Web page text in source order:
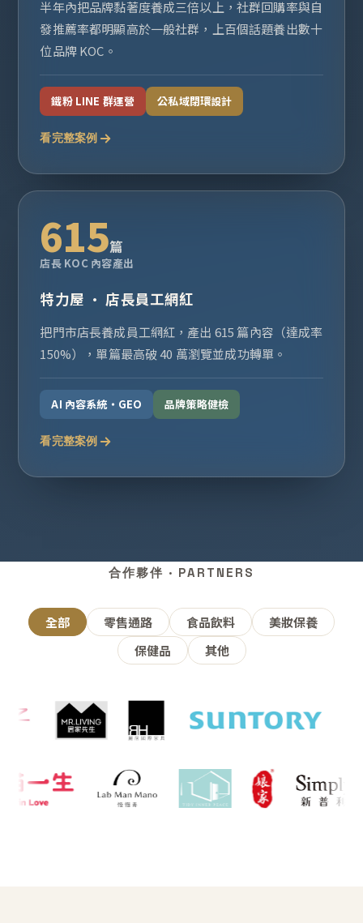
半年內把品牌黏著度養成三倍以上，社群回購率與自
發推薦率都明顯高於一般社群，上百個話題養出數十
位品牌 KOC。
鐵粉 LINE 群運營 公私域閉環設計
看完整案例
615篇
店長 KOC 內容產出
特力屋 · 店長員工網紅
把門市店長養成員工網紅，產出 615 篇內容（達成率
150%），單篇最高破 40 萬瀏覽並成功轉單。
AI 內容系統・GEO 品牌策略健檢
看完整案例
合作夥伴 · PARTNERS
全部 零售通路 食品飲料
美妝保養
保健品
其他